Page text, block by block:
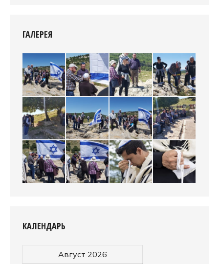
ГАЛЕРЕЯ
КАЛЕНДАРЬ
Август 2026